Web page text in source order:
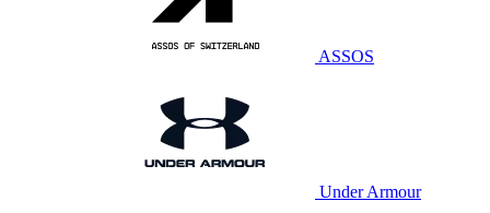
ASSOS
Under Armour